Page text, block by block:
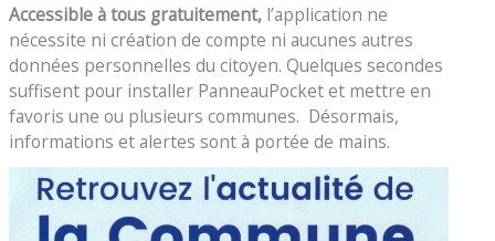
Accessible à tous gratuitement, l’application ne
nécessite ni création de compte ni aucunes autres
données personnelles du citoyen. Quelques secondes
suffisent pour installer PanneauPocket et mettre en
favoris une ou plusieurs communes. Désormais,
informations et alertes sont à portée de mains.